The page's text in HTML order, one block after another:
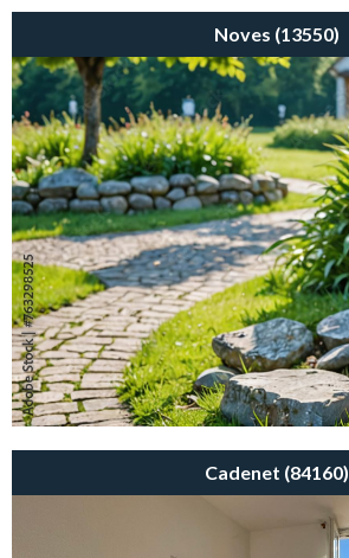
Noves (13550)
NOVES (13550)
95 000€
Cadenet (84160)